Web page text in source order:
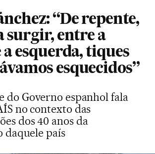
“De repente,
surgir, entre a
esquerda, tiques
esquecidos”
do Governo espanhol fala
no contexto das
dos 40 anos da
daquele país